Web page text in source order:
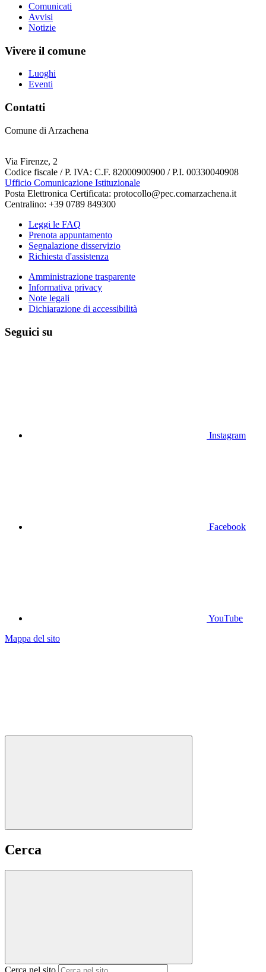
Comunicati
Avvisi
Notizie
Vivere il comune
Luoghi
Eventi
Contatti
Comune di Arzachena
Via Firenze, 2
Codice fiscale / P. IVA: C.F. 82000900900 / P.I. 00330040908
Ufficio Comunicazione Istituzionale
Posta Elettronica Certificata: protocollo@pec.comarzachena.it
Centralino: +39 0789 849300
Leggi le FAQ
Prenota appuntamento
Segnalazione disservizio
Richiesta d'assistenza
Amministrazione trasparente
Informativa privacy
Note legali
Dichiarazione di accessibilità
Seguici su
Instagram
Facebook
YouTube
Mappa del sito
Cerca
Cerca nel sito